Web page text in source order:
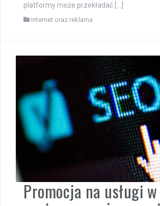
platformy może przekładać […]
Internet oraz reklama
Promocja na usługi